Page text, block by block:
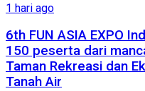
1 hari ago
6th FUN ASIA EXPO
150 peserta dari
Taman Rekreasi dan
Tanah Air